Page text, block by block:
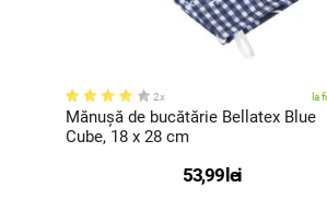
2x la
Mănușă de bucătărie Bellatex Blue
Cube, 18 x 28 cm
53,99lei